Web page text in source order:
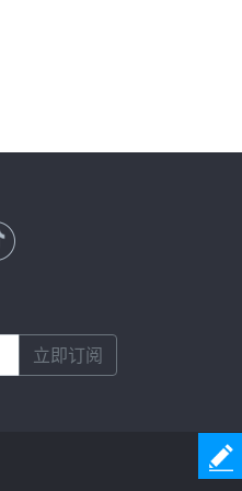
立即订阅